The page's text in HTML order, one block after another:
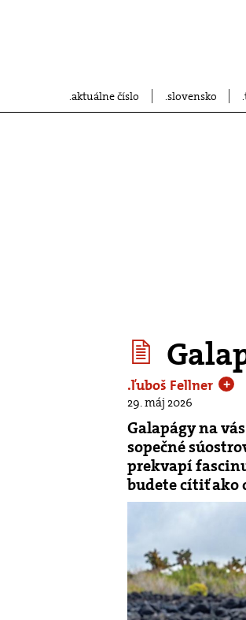
aktuálne číslo slovensko
.ľuboš Fellner +
29. máj 2026
Galapágy na
sopečné
prekvapí
budete cítiť ako